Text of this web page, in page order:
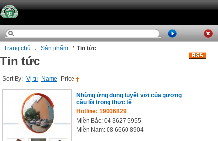
Trang chủ / Sản phẩm / Tin tức
Tin tức
Sort By: Vị trí Name Price
Những ứng dụng tuyệt vời của gương
cầu lồi trong thực tế
Hotline: 19006829
Miền Bắc: 04 3627 5955
Miền Nam: 08 6660 8904